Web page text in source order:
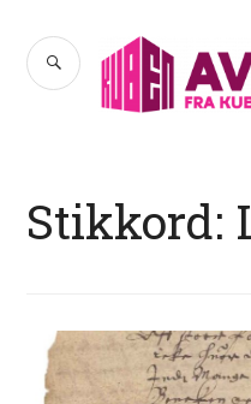
innhold
SØK
Stikkord: